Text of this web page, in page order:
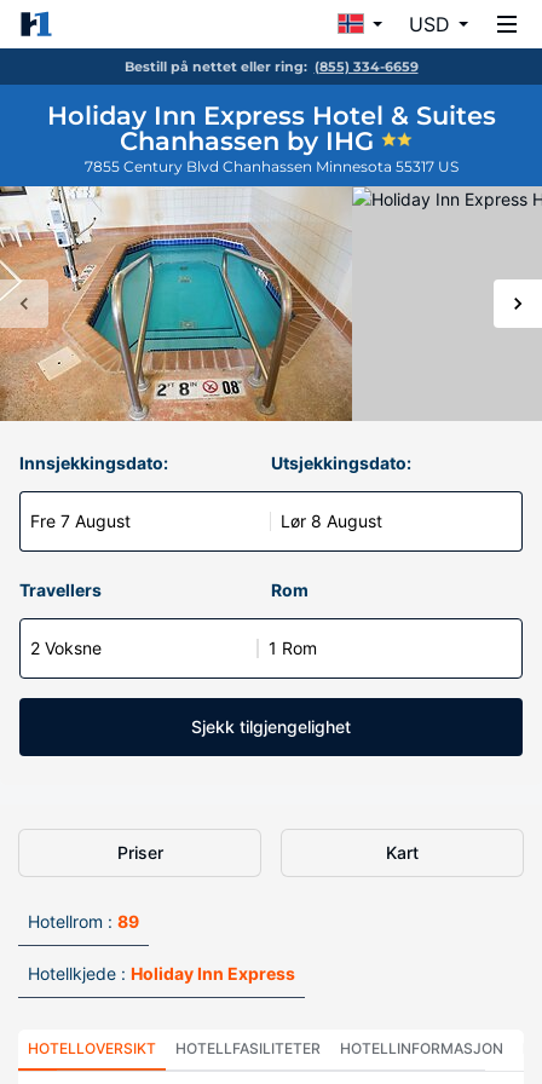
USD
Bestill på nettet eller ring: (855) 334-6659
Holiday Inn Express Hotel & Suites
Chanhassen by IHG
7855 Century Blvd Chanhassen Minnesota 55317 US
Innsjekkingsdato:
Fre 7 August
Utsjekkingsdato:
Lør 8 August
Travellers Rom
2 Voksne 1 Rom
Sjekk tilgjengelighet
Priser Kart
Hotellrom : 89
Hotellkjede : Holiday Inn Express
HOTELLOVERSIKT HOTELLFASILITETER HOTELLINFORMASJON